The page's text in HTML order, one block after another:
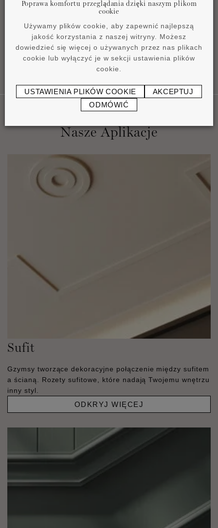
Instrukcja instalacji
1,17 MB
Nasze Aplikacje
Sufit
Gzymsy tworzące dekoracyjne połączenie między sufitem
a ścianą. Rozety sufitowe, które nadają Twojemu wnętrzu
inny styl.
ODKRYJ WIĘCEJ
Poprawa komfortu przeglądania dzięki naszym plikom
cookie
Używamy plików cookie, aby zapewnić najlepszą
jakość korzystania z naszej witryny. Możesz
dowiedzieć się więcej o używanych przez nas plikach
cookie lub wyłączyć je w sekcji ustawienia plików
cookie.
USTAWIENIA PLIKÓW COOKIE
AKCEPTUJ
ODMÓWIĆ